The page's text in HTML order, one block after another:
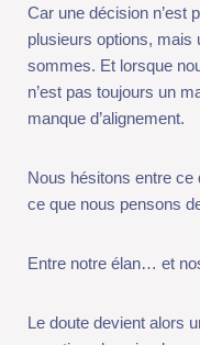
nous ne savons plus
manque d’information,
Nous hésitons entre ce
que nous pensons devoir
Entre notre élan… et
question plus simple :
«Qu’est-ce qui est juste